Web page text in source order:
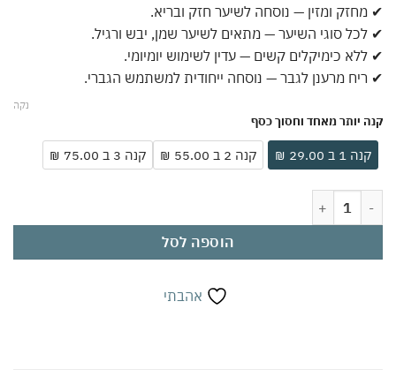
ומזין — נוסחה לשיער חזק ובריא.
סוגי השיער — מתאים לשיער שמן, יבש ורגיל.
כימיקלים קשים — עדין לשימוש יומיומי.
מרענן לגבר — נוסחה ייחודית למשתמש הגברי.
יותר מאחד וחסוך כסף
קנה 2 ב 55.00 ₪ קנה 3 ב 75.00 ₪
בוץ ים המלח לגבר 400 מ"ל | מינרלים טבעיים לניקוי עמוק | מחזק ומחדש שיער וקרקפת | לכל סוגי השיער לשיער חזק
הוספה לסל
אהבתי